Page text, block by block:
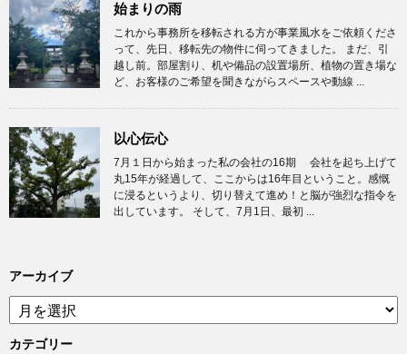
始まりの雨
これから事務所を移転される方が事業風水をご依頼くださ
って、先日、移転先の物件に伺ってきました。 まだ、引
越し前。部屋割り、机や備品の設置場所、植物の置き場な
ど、お客様のご希望を聞きながらスペースや動線 ...
以心伝心
7月１日から始まった私の会社の16期 会社を起ち上げて
丸15年が経過して、ここからは16年目ということ。感慨
に浸るというより、切り替えて進め！と脳が強烈な指令を
出しています。 そして、7月1日、最初 ...
アーカイブ
ア
ー
カ
カテゴリー